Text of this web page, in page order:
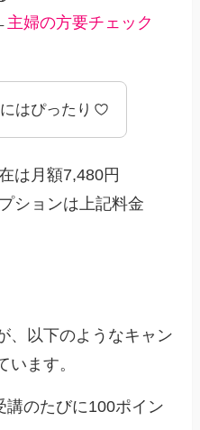
主婦の方要チェック
はぴったり
は月額7,480円
ションは上記料金
、以下のようなキャン
います。
講のたびに100ポイン